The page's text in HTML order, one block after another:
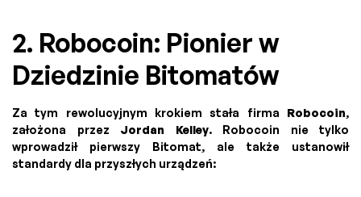
2. Robocoin: Pionier w
Dziedzinie Bitomatów
Za tym rewolucyjnym krokiem stała firma Robocoin,
założona przez Jordan Kelley. Robocoin nie tylko
wprowadził pierwszy Bitomat, ale także ustanowił
standardy dla przyszłych urządzeń: